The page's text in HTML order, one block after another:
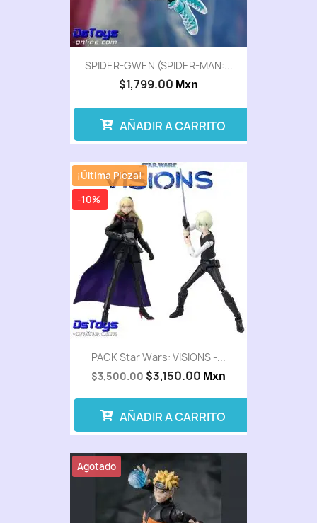
SPIDER-GWEN (SPIDER-MAN:...
$1,799.00 Mxn
AÑADIR A CARRITO
PACK Star Wars: VISIONS -...
$3,500.00 $3,150.00 Mxn
-10%
¡Última Pieza!
AÑADIR A CARRITO
Agotado